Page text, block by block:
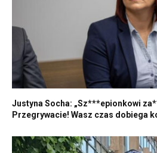
Justyna Socha: „Sz***epionkowi
Przegrywacie! Wasz czas dobiega